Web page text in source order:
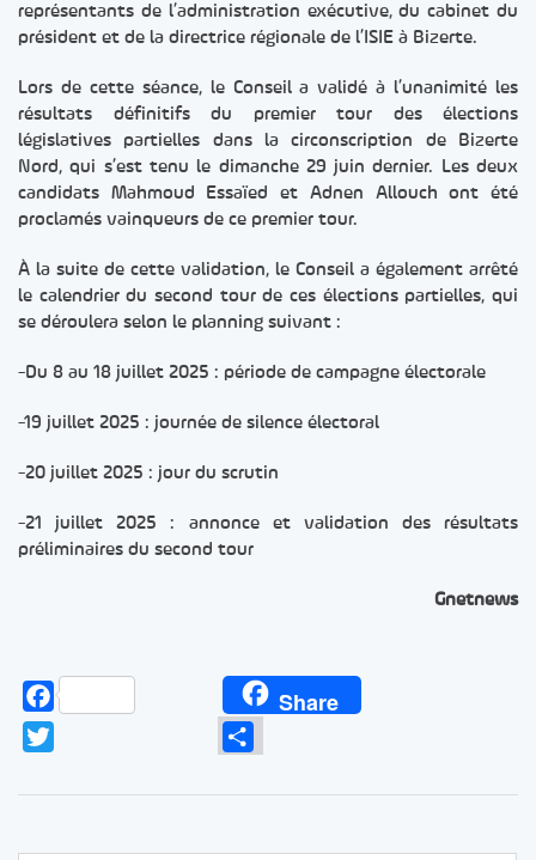
représentants de l’administration exécutive, du cabinet du
président et de la directrice régionale de l’ISIE à Bizerte.
Lors de cette séance, le Conseil a validé à l’unanimité les
résultats définitifs du premier tour des élections
législatives partielles dans la circonscription de Bizerte
Nord, qui s’est tenu le dimanche 29 juin dernier. Les deux
candidats Mahmoud Essaïed et Adnen Allouch ont été
proclamés vainqueurs de ce premier tour.
À la suite de cette validation, le Conseil a également arrêté
le calendrier du second tour de ces élections partielles, qui
se déroulera selon le planning suivant :
-Du 8 au 18 juillet 2025 : période de campagne électorale
-19 juillet 2025 : journée de silence électoral
-20 juillet 2025 : jour du scrutin
-21 juillet 2025 : annonce et validation des résultats
préliminaires du second tour
Gnetnews
Facebook Share